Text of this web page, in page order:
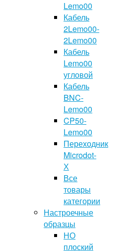
Lemo00
Кабель
2Lemo00-
2Lemo00
Кабель
Lemo00
угловой
Кабель
BNC-
Lemo00
CP50-
Lemo00
Переходник
Microdot-
Х
Все
товары
категории
Настроечные
образцы
НО
плоский